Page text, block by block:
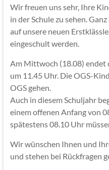
Wir freuen uns sehr, Ihre
in der Schule zu sehen.
auf unsere neuen
eingeschult werden.
Am Mittwoch (18.08) endet
um 11.45 Uhr. Die OGS-
OGS gehen.
Auch in diesem Schuljahr
einem offenen Anfang von
spätestens 08.10 Uhr
Wir wünschen Ihnen und
und stehen bei Rückfragen